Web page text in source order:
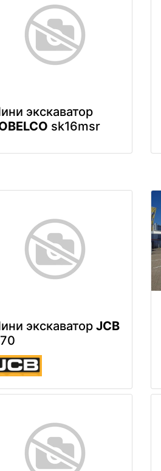
экскаватор
sk16msr
экскаватор JCB